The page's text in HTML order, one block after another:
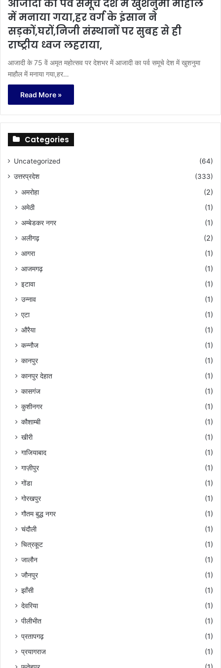
आजादी का पर्व समूचे देश में खुशनुमा माहौल
में मनाया गया,हर वर्ग के इंसान ने
सड़कों,घरों,निजी संस्थानों पर सुबह से ही
राष्ट्रीय ध्वज लहराया,
आजादी के 75 वें अमृत महोत्सव पर देशभर में आजादी का पर्व समूचे देश में खुशनुमा
माहौल में मनाया गया,हर…
Read More »
Categories
Uncategorized
(64)
उत्तरप्रदेश
(333)
अमरोहा
(2)
अमेठी
(1)
अम्बेडकर नगर
(1)
अलीगढ़
(2)
आगरा
(1)
आजमगढ़
(1)
इटावा
(1)
उन्नाव
(1)
एटा
(1)
औरैया
(1)
कन्नौज
(1)
कानपुर
(1)
कानपुर देहात
(1)
कासगंज
(1)
कुशीनगर
(1)
कौशाम्बी
(1)
खीरी
(1)
गाजियाबाद
(1)
गाज़ीपुर
(1)
गोंडा
(1)
गोरखपुर
(1)
गौतम बुद्ध नगर
(1)
चंदौली
(1)
चित्रकूट
(1)
जालौन
(1)
जौनपुर
(1)
झाँसी
(1)
देवरिया
(1)
पीलीभीत
(1)
प्रतापगढ़
(1)
प्रयागराज
(1)